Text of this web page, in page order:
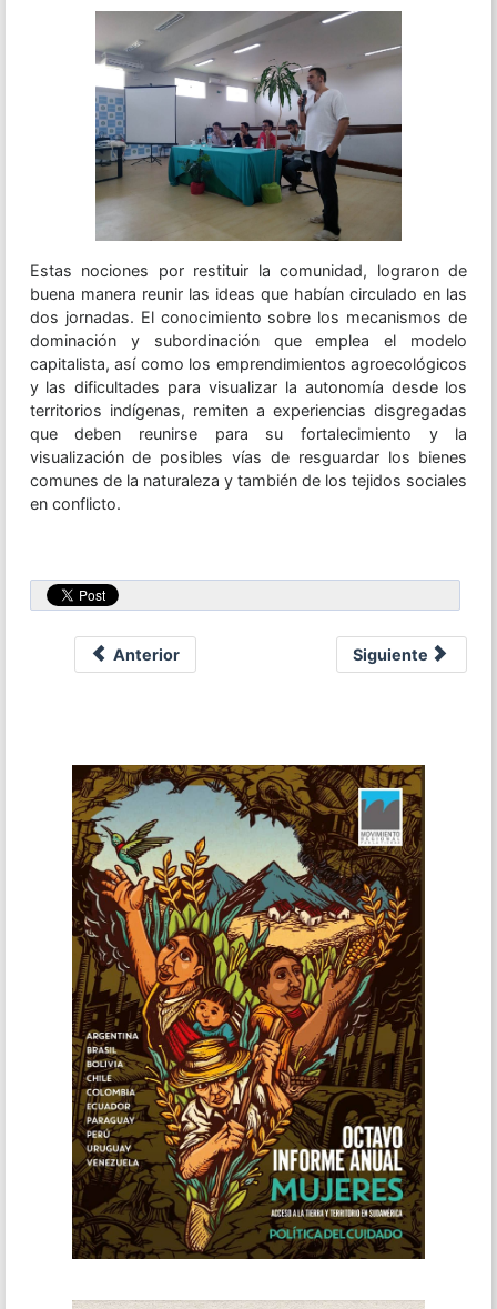
Estas nociones por restituir la comunidad, lograron de
buena manera reunir las ideas que habían circulado en las
dos jornadas. El conocimiento sobre los mecanismos de
dominación y subordinación que emplea el modelo
capitalista, así como los emprendimientos agroecológicos
y las dificultades para visualizar la autonomía desde los
territorios indígenas, remiten a experiencias disgregadas
que deben reunirse para su fortalecimiento y la
visualización de posibles vías de resguardar los bienes
comunes de la naturaleza y también de los tejidos sociales
en conflicto.
Anterior Siguiente